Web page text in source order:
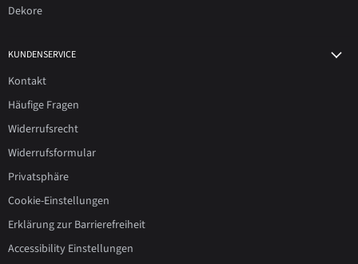
Dekore
KUNDENSERVICE
Kontakt
Häufige Fragen
Widerrufsrecht
Widerrufsformular
Privatsphäre
Cookie-Einstellungen
Erklärung zur Barrierefreiheit
Accessibility Einstellungen